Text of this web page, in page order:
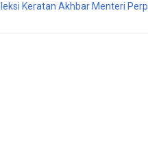
Keratan Akhbar Menteri